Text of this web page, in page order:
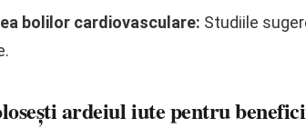
bolilor cardiovasculare: Studiile
ardeiul iute pentru